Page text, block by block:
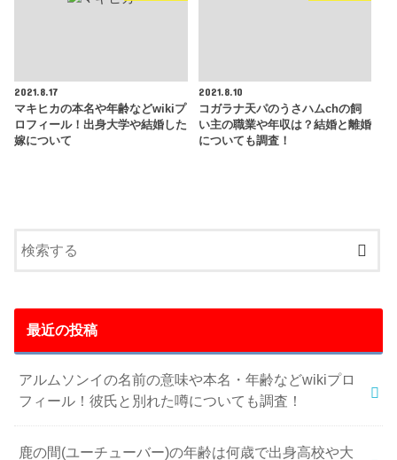
2021.8.17
マキヒカの本名や年齢などwikiプ
ロフィール！出身大学や結婚した
嫁について
2021.8.10
コガラナ天パのうさハムchの飼
い主の職業や年収は？結婚と離婚
についても調査！
最近の投稿
アルムソンイの名前の意味や本名・年齢などwikiプロ
フィール！彼氏と別れた噂についても調査！
鹿の間(ユーチューバー)の年齢は何歳で出身高校や大